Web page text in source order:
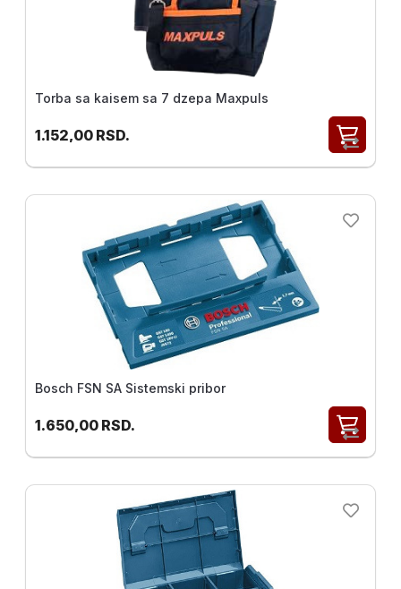
Torba sa kaisem sa 7 dzepa Maxpuls
1.152,00 RSD.
Bosch FSN SA Sistemski pribor
1.650,00 RSD.